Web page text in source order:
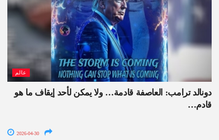
عالم
دونالد ترامب: العاصفة قادمة… ولا يمكن لأحد إيقاف ما هو
قادم…
2026-04-30